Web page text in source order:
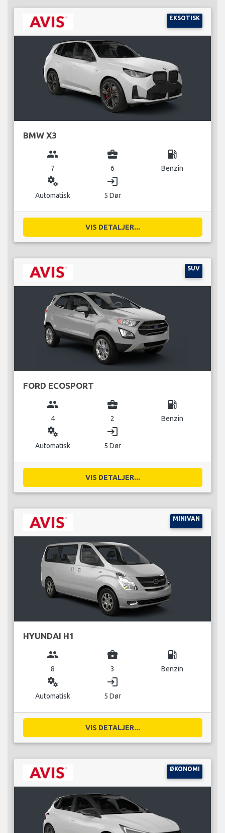
EKSOTISK
BMW X3
group
7
business_center
6
local_gas_station
Benzin
miscellaneous_services
Automatisk
login
5 Dør
VIS DETALJER...
SUV
FORD ECOSPORT
group
4
business_center
2
local_gas_station
Benzin
miscellaneous_services
Automatisk
login
5 Dør
VIS DETALJER...
MINIVAN
HYUNDAI H1
group
8
business_center
3
local_gas_station
Benzin
miscellaneous_services
Automatisk
login
5 Dør
VIS DETALJER...
ØKONOMI